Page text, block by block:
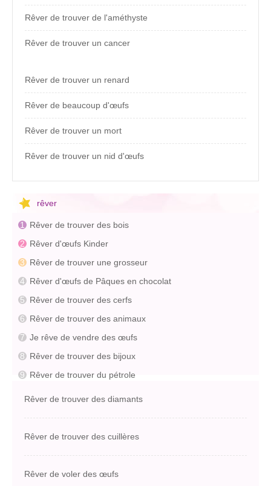
Rêver de trouver de l'améthyste
Rêver de trouver un cancer
Rêver de trouver un renard
Rêver de beaucoup d'œufs
Rêver de trouver un mort
Rêver de trouver un nid d'œufs
rêver
Rêver de trouver des bois
Rêver d'œufs Kinder
Rêver de trouver une grosseur
Rêver d'œufs de Pâques en chocolat
Rêver de trouver des cerfs
Rêver de trouver des animaux
Je rêve de vendre des œufs
Rêver de trouver des bijoux
Rêver de trouver du pétrole
Rêver de trouver des diamants
Rêver de trouver des cuillères
Rêver de voler des œufs